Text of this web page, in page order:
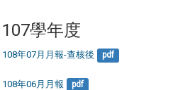
107學年度
108年07月月報-查核後 pdf
108年06月月報 pdf